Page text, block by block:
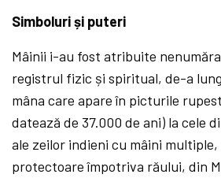
Simboluri și puteri
Mâinii i-au fost atribuite
registrul fizic și spiritual, de-a
mâna care apare în picturile
datează de 37.000 de ani) la cele
ale zeilor indieni cu mâini multiple,
protectoare împotriva răului, din